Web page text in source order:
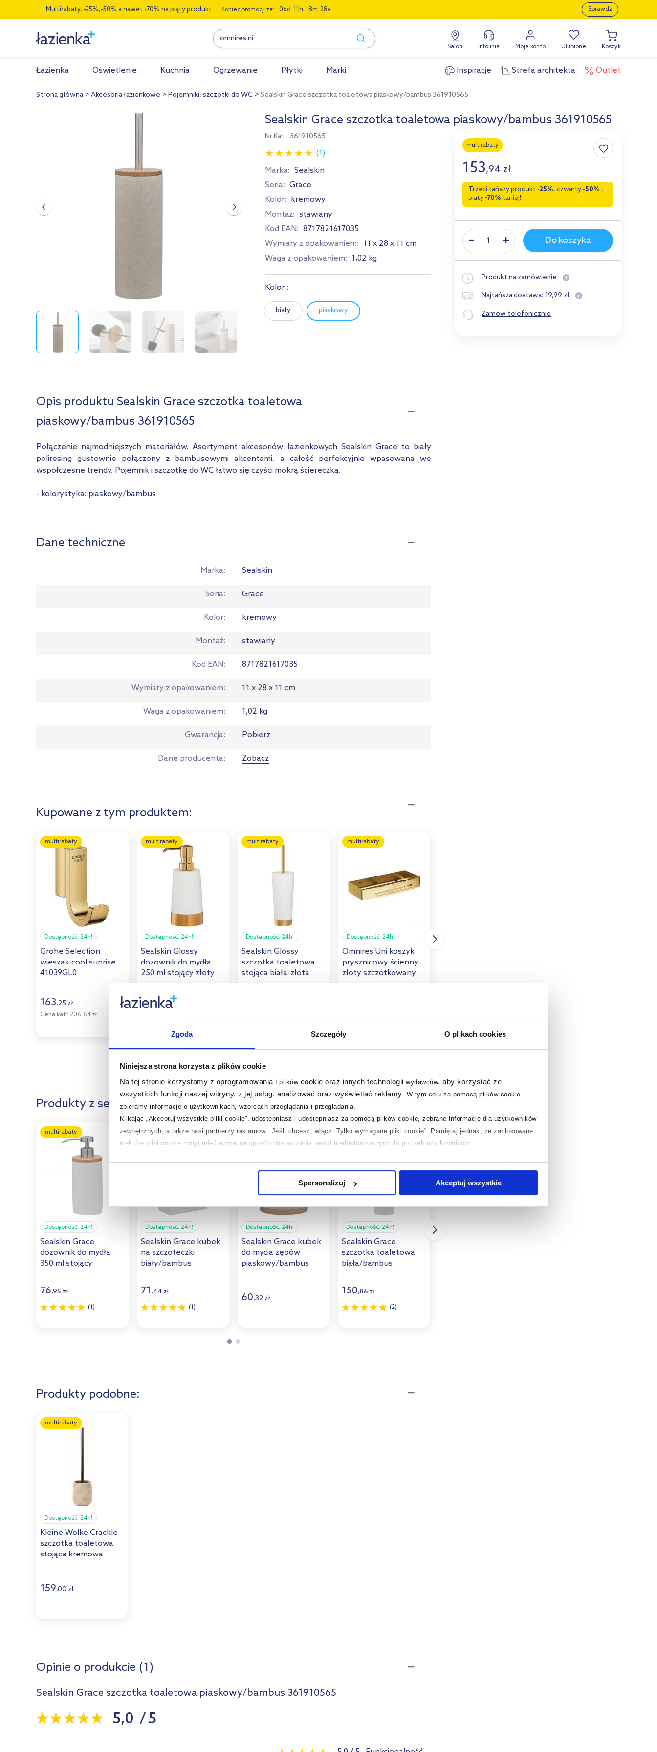
Zgoda Szczegóły O plikach cookies
Niniejsza strona korzysta z plików cookie
Na tej stronie korzystamy z oprogramowania i plikówcookie oraz innych technologii wydawców, aby korzystać ze
wszystkich funkcji naszej witryny, z jej usług, analizować oraz wyświetlać reklamy
W tym celu za pomocą plików cookie
zbieramy informacje o użytkownikach, wzorcach przeglądania i przeglądania.
Klikając „Akceptuj wszystkie pliki cookie”, udostępniasz i udostępniasz za pomocą plików cookie, zebrane informacje dla użytkowników
zewnętrznych, a także nasi partnerzy reklamowi. Jeśli chcesz, włącz „Tylko wymagane pliki cookie”. Pamiętaj jednak, że zablokowane
niektóre pliki cookie mogą mieć wpływ na sposób dostarczania treści niedostosowanych do potrzeb użytkowników.
na temat plików cookie i tego, dlaczego ich przepisy, przejdź do zakładek „Informacje o plikach cookie”.
Spersonalizuj Akceptuj wszystkie
Multirabaty, -25%,-50% a nawet -70% na piąty produkt Koniec promocji za: 06 11 18 27 Sprawdź
Salon Infolinia Moje konto Ulubione Koszyk
Łazienka Oświetlenie Kuchnia Ogrzewanie Płytki Marki Inspiracje Strefa architekta Outlet
Strona główna Akcesoria łazienkowe Pojemniki, szczotki do WC Sealskin Grace szczotka toaletowa piaskowy/bambus 361910565
Sealskin Grace szczotka toaletowa piaskowy/bambus 361910565
Nr Kat. 361910565
(1)
Marka: Sealskin
Seria: Grace
Kolor: kremowy
Montaż: stawiany
Kod EAN: 8717821617035
Wymiary z opakowaniem: 11 x 28 x 11 cm
Waga z opakowaniem: 1,02 kg
Kolor :
biały piaskowy
multirabaty
153,94 zł
Trzeci tańszy produkt -25%, czwarty -50% ,
piąty -70% taniej!
Do koszyka
Produkt na zamówienie
Najtańsza dostawa: 19,99 zł
Zamów telefonicznie
Opis produktu Sealskin Grace szczotka toaletowa
piaskowy/bambus 361910565
Połączenie najmodniejszych materiałów. Asortyment akcesoriów łazienkowych Sealskin Grace to biały
poliresing gustownie połączony z bambusowymi akcentami, a całość perfekcyjnie wpasowana we
współczesne trendy. Pojemnik i szczotkę do WC łatwo się czyści mokrą ściereczką.
- kolorystyka: piaskowy/bambus
Dane techniczne
Marka Sealskin
Seria Grace
Kolor kremowy
Montaż stawiany
Kod EAN 8717821617035
Wymiary z opakowaniem 11 x 28 x 11 cm
Waga z opakowaniem 1,02 kg
Gwarancja Pobierz
Dane producenta Zobacz
Kupowane z tym produktem:
multirabaty
Dostępność:24h!
Grohe Selection
wieszak cool sunrise
41039GL0
163,25 zł
Cena kat.: 206,64 zł
multirabaty
Dostępność: 24h!
Sealskin Glossy
dozownik do mydła
250 ml stojący złoty
83,55zł
multirabaty
Dostępność: 24h!
Sealskin Glossy
szczotka toaletowa
stojąca biała-złota
multirabaty
Dostępność: 24h!
Omnires Uni koszyk
prysznicowy ścienny
złoty szczotkowany
(1)
(1)
Produkty z serii:
multirabaty
Dostępność: 24h!
Sealskin Grace
dozownik do mydła
350 ml stojący
361910210
76,95 zł
(1)
multirabaty
Dostępność: 24h!
Sealskin Grace kubek
na szczoteczki
biały/bambus
71 ,44 zł
(1)
multirabaty
Dostępność: 24h!
Sealskin Grace kubek
do mycia zębów
piaskowy/bambus
60,32 zł
multirabaty
Dostępność:24h!
Sealskin Grace
szczotka toaletowa
biała/bambus
150,86 zł
(2)
Produkty podobne:
multirabaty
Dostępność: 24h!
Kleine Wolke Crackle
szczotka toaletowa
stojąca kremowa
159,00 zł
Opinie o produkcie (1)
Sealskin Grace szczotka toaletowa piaskowy/bambus 361910565
5,0 /5